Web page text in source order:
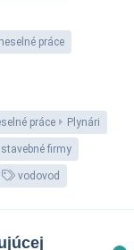
práce
práce Plynári
stavebné firmy
vodovod